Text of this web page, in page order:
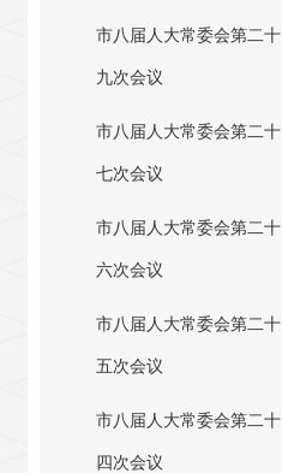
市八届人大常委会第二十
九次会议
市八届人大常委会第二十
七次会议
市八届人大常委会第二十
六次会议
市八届人大常委会第二十
五次会议
市八届人大常委会第二十
四次会议